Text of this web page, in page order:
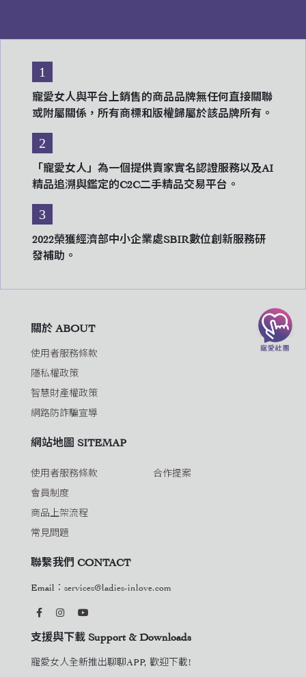
1
寵愛女人與平台上銷售的商品品牌無任何直接關聯
或附屬關係，所有商標和版權歸屬於該品牌所有。
2
「寵愛女人」為一個提供賣家實名認證服務以及AI
精品追溯與鑑定的C2C二手精品交易平台。
3
2022榮獲經濟部中小企業處SBIR數位創新服務研
發補助。
關於 ABOUT
使用者服務條款
隱私權政策
智慧財產權政策
網路防詐騙宣導
網站地圖 SITEMAP
使用者服務條款
會員制度
商品上架流程
常見問題
合作提案
聯繫我們 CONTACT
Email： services@ladies-inlove.com
支援與下載 Support & Downloads
寵愛女人全新推出聊聊APP, 歡迎下載!